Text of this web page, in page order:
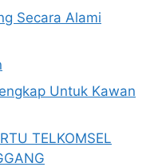
Secara Alami
Untuk Kawan
TELKOMSEL